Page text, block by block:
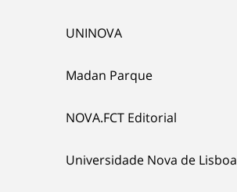
UNINOVA
Madan Parque
NOVA.FCT Editorial
Universidade Nova de Lisboa